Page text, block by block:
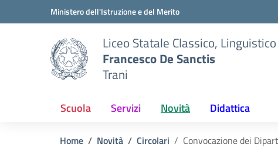
Vai ai contenuti
Vai al menu di navigazioneMinistero dell'Istruzione e del Merito
Liceo Statale Classico,
Francesco De Sanctis
Trani
Scuola Servizi Novità Didattica
Home Novità Circolari Convocazione dei